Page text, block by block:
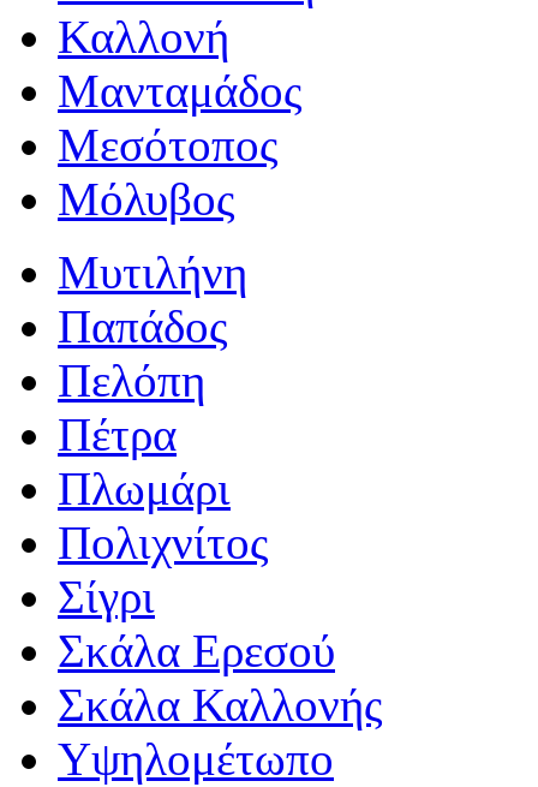
Καλλονή
Μανταμάδος
Μεσότοπος
Μόλυβος
Μυτιλήνη
Παπάδος
Πελόπη
Πέτρα
Πλωμάρι
Πολιχνίτος
Σίγρι
Σκάλα Ερεσού
Σκάλα Καλλονής
Υψηλομέτωπο